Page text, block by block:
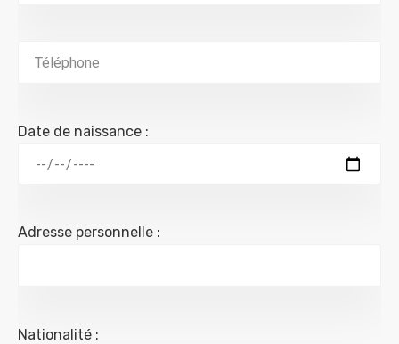
Date de naissance :
Adresse personnelle :
Nationalité :